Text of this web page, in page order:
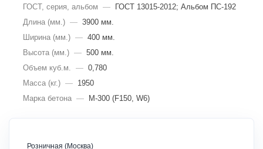
ГОСТ, серия, альбом —
ГОСТ 13015-2012; Альбом ПС-192
Длина (мм.) — 3900 мм.
Ширина (мм.) — 400 мм.
Высота (мм.) — 500 мм.
Объем куб.м. — 0,780
Масса (кг.) — 1950
Марка бетона — M-300 (F150, W6)
Розничная (Москва)